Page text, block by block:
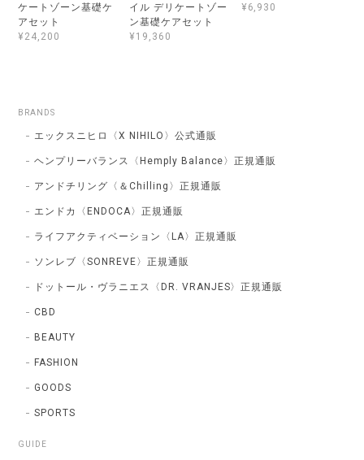
ケートゾーン基礎ケ
アセット
¥24,200
イル デリケートゾー
ン基礎ケアセット
¥19,360
¥6,930
BRANDS
エックスニヒロ〈X NIHILO〉公式通販
ヘンプリーバランス〈Hemply Balance〉正規通販
アンドチリング〈＆Chilling〉正規通販
エンドカ〈ENDOCA〉正規通販
ライフアクティベーション〈LA〉正規通販
ソンレブ〈SONREVE〉正規通販
ドットール・ヴラニエス〈DR. VRANJES〉正規通販
CBD
BEAUTY
FASHION
GOODS
SPORTS
GUIDE